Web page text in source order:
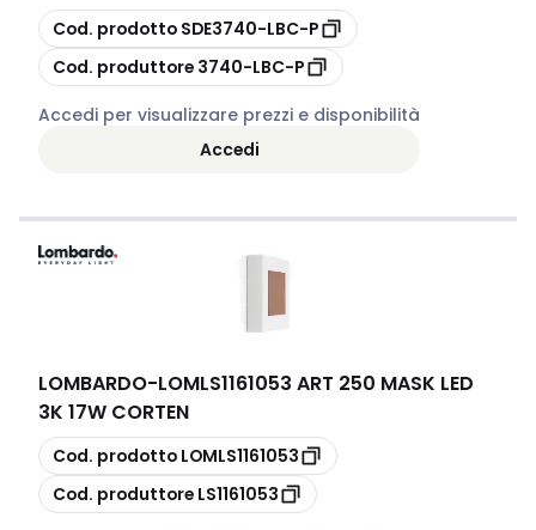
copia
Cod. prodotto SDE3740-LBC-P
copia
Cod. produttore 3740-LBC-P
Accedi per visualizzare prezzi e disponibilità
Accedi
LOMBARDO-LOMLS1161053 ART 250 MASK LED
3K 17W CORTEN
copia
Cod. prodotto LOMLS1161053
copia
Cod. produttore LS1161053